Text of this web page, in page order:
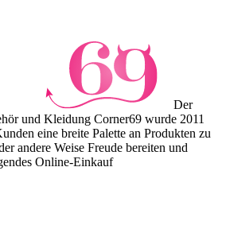
Der
und Kleidung Corner69 wurde 2011
eine breite Palette an Produkten zu
andere Weise Freude bereiten und
Online-Einkauf